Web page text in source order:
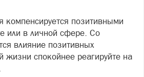
компенсируется позитивными
или в личной сфере. Со
влияние позитивных
жизни спокойнее реагируйте на